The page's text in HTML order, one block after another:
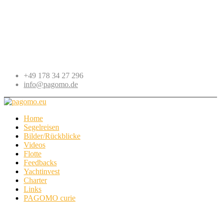
+49 178 34 27 296
info@pagomo.de
Home
Segelreisen
Bilder/Rückblicke
Videos
Flotte
Feedbacks
Yachtinvest
Charter
Links
PAGOMO curie